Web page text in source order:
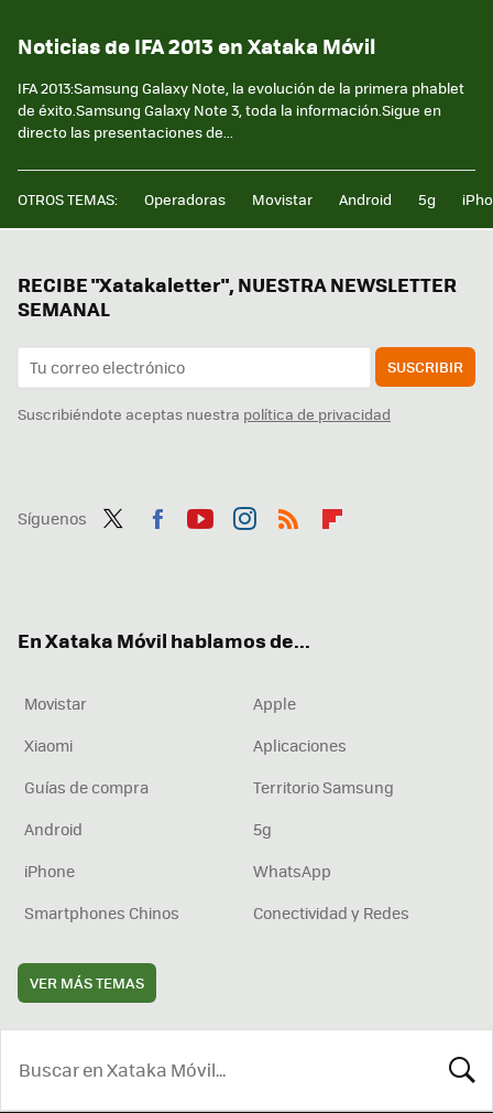
Noticias de IFA 2013 en Xataka Móvil
IFA 2013:Samsung Galaxy Note, la evolución de la primera phablet
de éxito.Samsung Galaxy Note 3, toda la información.Sigue en
directo las presentaciones de...
OTROS TEMAS: Operadoras Movistar Android 5g
RECIBE "Xatakaletter", NUESTRA NEWSLETTER
SEMANAL
SUSCRIBIR
Suscribiéndote aceptas nuestra política de privacidad
Síguenos
En Xataka Móvil hablamos de...
Movistar
Apple
Xiaomi
Aplicaciones
Guías de compra
Territorio Samsung
Android
5g
iPhone
WhatsApp
Smartphones Chinos
Conectividad y Redes
VER MÁS TEMAS